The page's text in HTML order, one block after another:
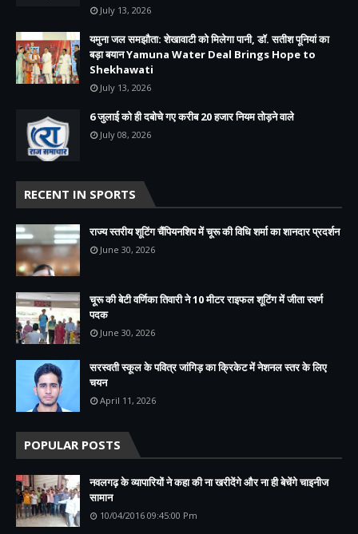
July 13, 2026
यमुना जल समझौता: शेखावाटी को मिलेगा पानी, डॉ. सतीश पूनियां का
बड़ा बयान Yamuna Water Deal Brings Hope to
Shekhawati
July 13, 2026
6 जुलाई को ही दबोचे गए करीब 20 हजार नियम तोड़ने वाले
July 08, 2026
RECENT IN SPORTS
राज्य स्तरीय शूटिंग चैंपियनशिप में चूरू की विधि शर्मा का शानदार प्रदर्शन
June 30, 2026
चूरू की बेटी वर्णिका तिवारी ने 10 मीटर राइफल शूटिंग में जीता स्वर्ण
पदक
June 30, 2026
सरस्वती स्कूल के पवित्र जांगिड़ का क्रिकेट में नेशनल स्तर के लिए
चयन
April 11, 2026
POPULAR POSTS
नवलगढ़ के व्यापारियों ने कहा की ना खरीदेंगे और ना ही बेचेंगे चाइनीज
सामान
10/04/2016 09:45:00 Pm